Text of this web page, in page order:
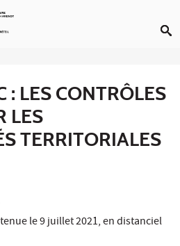
: LES CONTRÔLES
LES
TERRITORIALES
le 9 juillet 2021, en distanciel